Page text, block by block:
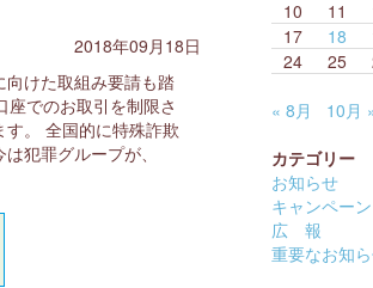
2018年09月18日
けた取組み要請も踏
座でのお取引を制限さ
。 全国的に特殊詐欺
犯罪グループが、
10
11
17
18
24
25
« 8月
10月
カテゴリー
お知らせ
キャンペーン
広 報
重要なお知